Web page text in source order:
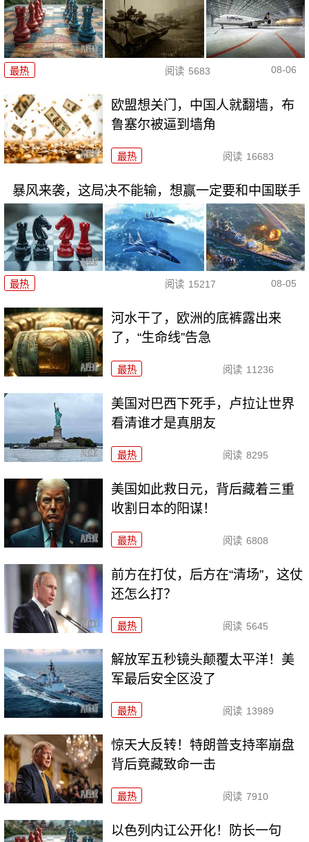
最热 阅读 5683 08-06
欧盟想关门，中国人就翻墙，布
鲁塞尔被逼到墙角
最热 阅读 16683
暴风来袭，这局决不能输，想赢一定要和中国联手
最热 阅读 15217 08-05
河水干了，欧洲的底裤露出来
了，“生命线”告急
最热 阅读 11236
美国对巴西下死手，卢拉让世界
看清谁才是真朋友
最热 阅读 8295
美国如此救日元，背后藏着三重
收割日本的阳谋！
最热 阅读 6808
前方在打仗，后方在“清场”，这仗
还怎么打？
最热 阅读 5645
解放军五秒镜头颠覆太平洋！美
军最后安全区没了
最热 阅读 13989
惊天大反转！特朗普支持率崩盘
背后竟藏致命一击
最热 阅读 7910
以色列内讧公开化！防长一句